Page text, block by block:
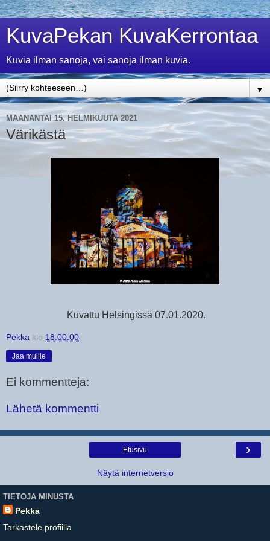
KuvaPekan KuvaKerrontaa
Kuvia ilman sanoja, vai sanoja ilman kuvia.
▼
MAANANTAI 15. HELMIKUUTA 2021
Värikästä
Kuvattu Helsingissä 07.01.2020.
Pekka klo 18.00.00
Jaa muille
Ei kommentteja:
Lähetä kommentti
›
Etusivu
Näytä internetversio
TIETOJA MINUSTA
Pekka
Tarkastele profiilia